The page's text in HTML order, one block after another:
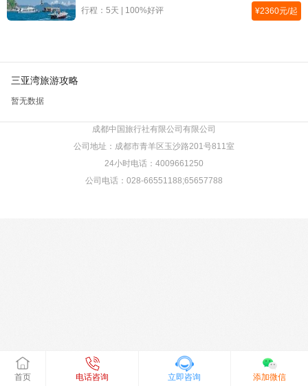
行程：5天 | 100%好评
¥2360元/起
三亚湾旅游攻略
暂无数据
成都中国旅行社有限公司有限公司
公司地址：成都市青羊区玉沙路201号811室
24小时电话：4009661250
公司电话：028-66551188;65657788
首页 电话咨询 立即咨询 添加微信